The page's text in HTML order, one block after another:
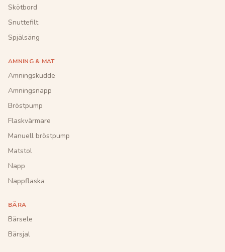
Skötbord
Snuttefilt
Spjälsäng
AMNING & MAT
Amningskudde
Amningsnapp
Bröstpump
Flaskvärmare
Manuell bröstpump
Matstol
Napp
Nappflaska
BÄRA
Bärsele
Bärsjal